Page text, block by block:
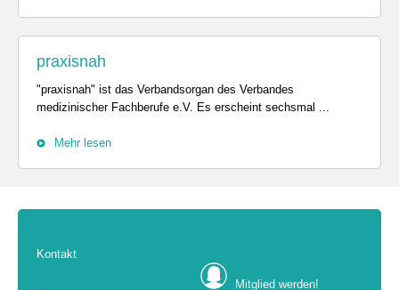
praxisnah
"praxisnah" ist das Verbandsorgan des Verbandes
medizinischer Fachberufe e.V. Es erscheint sechsmal ...
Mehr lesen
Kontakt
Mitglied werden!